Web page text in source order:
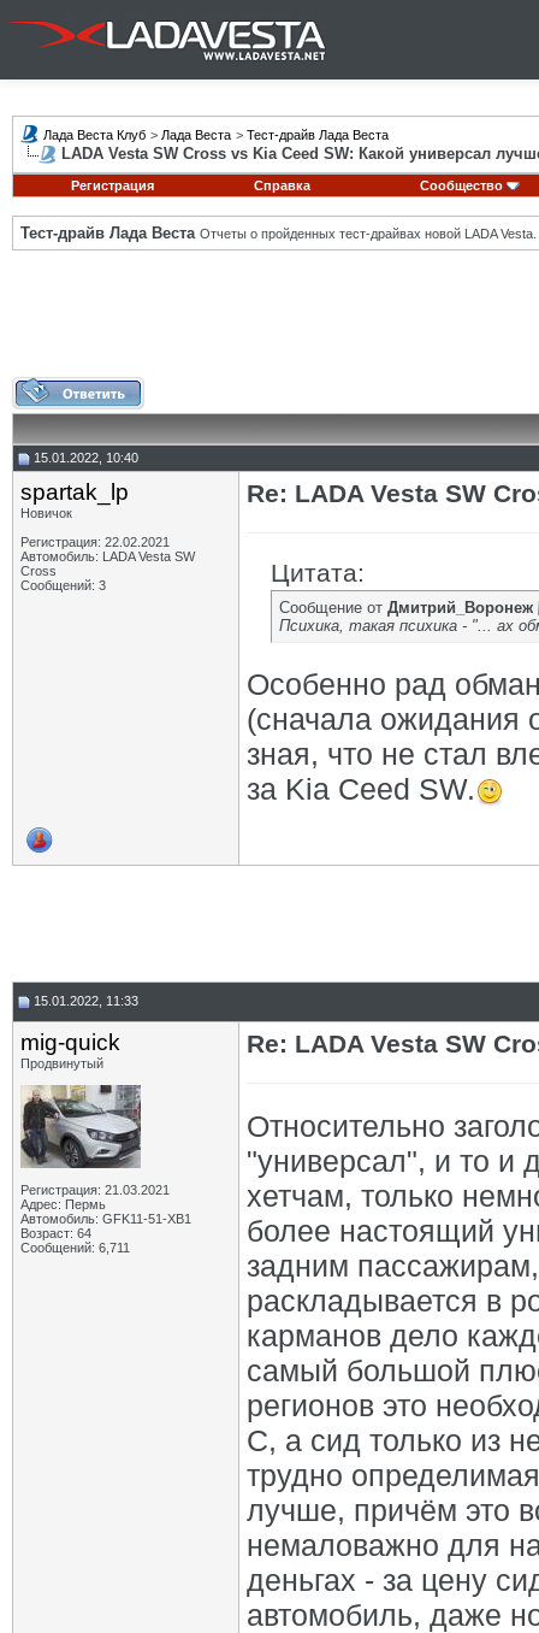
Лада Веста Клуб > Лада Веста > Тест-драйв Лада Веста
LADA Vesta SW Cross vs Kia Ceed SW: Какой универсал
Регистрация Справка Сообщество
Тест-драйв Лада Веста Отчеты о пройденных тест-драйвах новой LADA Vesta.
15.01.2022, 10:40
spartak_lp
Новичок
Регистрация: 22.02.2021
Автомобиль: LADA Vesta SW
Cross
Сообщений: 3
Re: LADA Vesta SW
Цитата:
Сообщение от Дмитрий_Воронеж
Психика, такая психика - "... ах
Особенно рад
(сначала ожидания
зная, что не стал
за Kia Ceed SW.
15.01.2022, 11:33
mig-quick
Продвинутый
Регистрация: 21.03.2021
Адрес: Пермь
Автомобиль: GFK11-51-ХВ1
Возраст: 64
Сообщений: 6,711
Re: LADA Vesta SW
Относительно
"универсал", и то и
хетчам, только
более настоящий
задним
раскладывается в
карманов дело
самый большой
регионов это
С, а сид только из
трудно
лучше, причём это
немаловажно для
деньгах - за цену
автомобиль, даже